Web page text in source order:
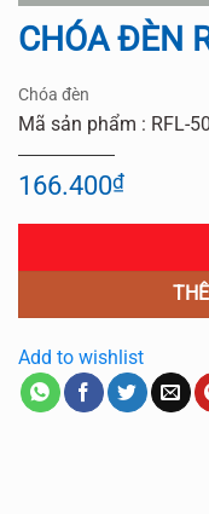
CHÓA ĐÈN
Chóa đèn
Mã sản phẩm : RFL-50
166.400₫
Add to wishlist